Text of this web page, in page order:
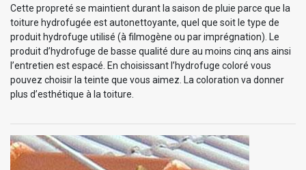
Cette propreté se maintient durant la saison de pluie parce que la
toiture hydrofugée est autonettoyante, quel que soit le type de
produit hydrofuge utilisé (à filmogène ou par imprégnation). Le
produit d’hydrofuge de basse qualité dure au moins cinq ans ainsi
l’entretien est espacé. En choisissant l’hydrofuge coloré vous
pouvez choisir la teinte que vous aimez. La coloration va donner
plus d’esthétique à la toiture.